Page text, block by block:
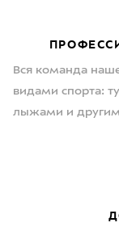
Вся команда
видами спорта:
лыжами и